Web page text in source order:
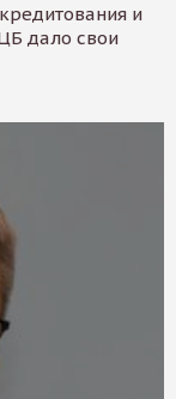
и
дало свои